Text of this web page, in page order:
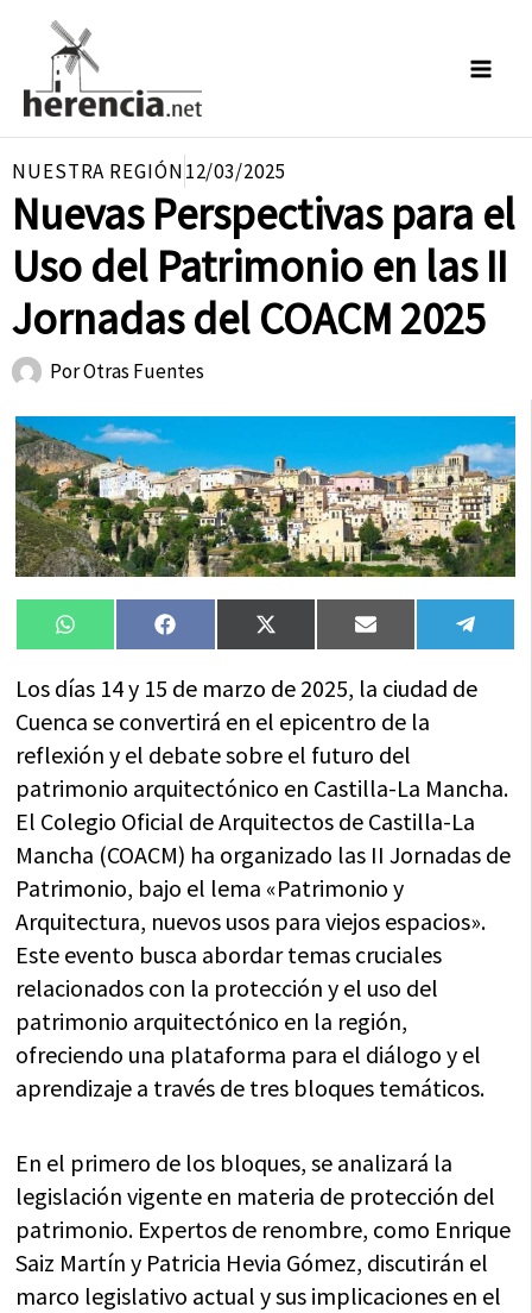
contenido
NUESTRA REGIÓN12/03/2025
Nuevas Perspectivas para el
Uso del Patrimonio en las II
Jornadas del COACM 2025
PorOtras Fuentes
Compartir
en
WhatsAppCompartir
en
FacebookCompartir
en
X
(Twitter)
Compartir
en
Email
en
Los días 14 y 15 de marzo de 2025, la ciudad de
Cuenca se convertirá en el epicentro de la
reflexión y el debate sobre el futuro del
patrimonio arquitectónico en Castilla-La Mancha.
El Colegio Oficial de Arquitectos de Castilla-La
Mancha (COACM) ha organizado las II Jornadas de
Patrimonio, bajo el lema «Patrimonio y
Arquitectura, nuevos usos para viejos espacios».
Este evento busca abordar temas cruciales
relacionados con la protección y el uso del
patrimonio arquitectónico en la región,
ofreciendo una plataforma para el diálogo y el
aprendizaje a través de tres bloques temáticos.
En el primero de los bloques, se analizará la
legislación vigente en materia de protección del
patrimonio. Expertos de renombre, como Enrique
Saiz Martín y Patricia Hevia Gómez, discutirán el
marco legislativo actual y sus implicaciones en el